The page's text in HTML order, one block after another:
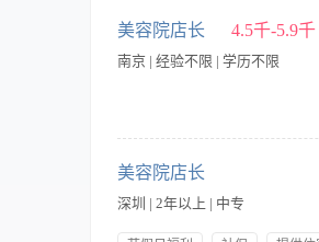
岁，热爱工作、有奋斗精神、三
美容院店长 4.5千-5.9千
南京 | 经验不限 | 学历不限
美容院店长
深圳 | 2年以上 | 中专